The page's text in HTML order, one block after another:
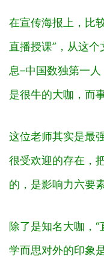
在宣传海报上，比
直播授课”，从这
息–中国数独第一
是很牛的大咖，而
这位老师其实是最
很受欢迎的存在，
的，是影响力六要
除了是知名大咖，
学而思对外的印象